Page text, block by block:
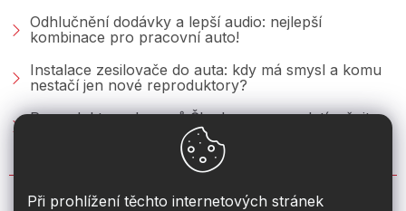
Při prohlížení těchto internetových stránek
Odhlučnění dodávky a lepší audio: nejlepší
kombinace pro pracovní auto!
Instalace zesilovače do auta: kdy má smysl a komu
nestačí jen nové reproduktory?
Reproduktory do vozů Škoda: co se vyplatí měnit u
Fabie, Octavie a Superbu?
KONTAKT